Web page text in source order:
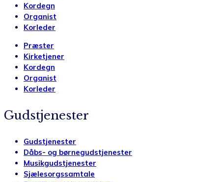
Kordegn
Organist
Korleder
Præster
Kirketjener
Kordegn
Organist
Korleder
Gudstjenester
Gudstjenester
Dåbs- og børnegudstjenester
Musikgudstjenester
Sjælesorgssamtale